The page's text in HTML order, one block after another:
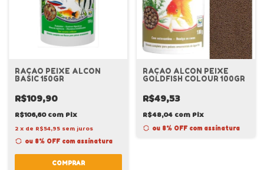
RAÇAO PEIXE ALCON
BASIC 150GR
R$109,90
R$106,60com Pix
2 x de R$54,95 sem juros
ou 8% OFF com assinatura
COMPRAR
RAÇAO ALCON PEIXE
GOLDFISH COLOUR 100GR
R$49,53
R$48,04 com Pix
ou 8% OFF com assinatura